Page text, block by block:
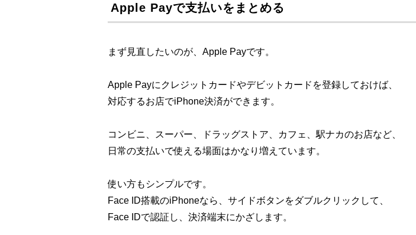
Apple Payで支払いをまとめる
まず見直したいのが、Apple Payです。
Apple Payにクレジットカードやデビットカードを登録しておけば、
対応するお店でiPhone決済ができます。
コンビニ、スーパー、ドラッグストア、カフェ、駅ナカのお店など、
日常の支払いで使える場面はかなり増えています。
使い方もシンプルです。
Face ID搭載のiPhoneなら、サイドボタンをダブルクリックして、
Face IDで認証し、決済端末にかざします。